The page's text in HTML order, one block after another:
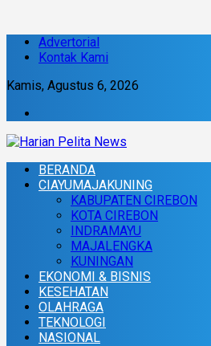
Advertorial
Kontak Kami
Kamis, Agustus 6, 2026
BERANDA
CIAYUMAJAKUNING
KABUPATEN CIREBON
KOTA CIREBON
INDRAMAYU
MAJALENGKA
KUNINGAN
EKONOMI & BISNIS
KESEHATAN
OLAHRAGA
TEKNOLOGI
NASIONAL